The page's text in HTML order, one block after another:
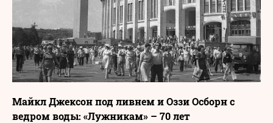
Майкл Джексон под ливнем и Оззи Осборн с
ведром воды: «Лужникам» – 70 лет